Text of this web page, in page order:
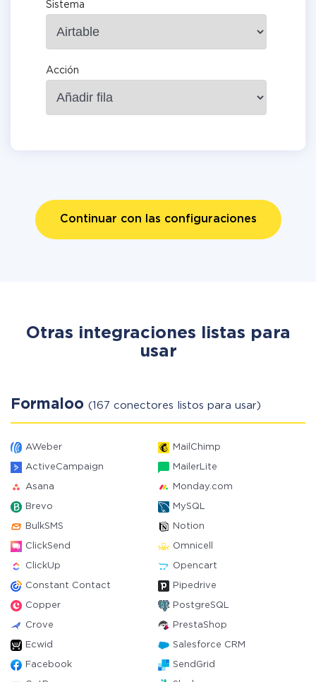
Sistema
Acción
Continuar con las configuraciones
Otras integraciones listas para
usar
Formaloo (167 conectores listos para usar)
AWeber MailChimp
ActiveCampaign MailerLite
Asana Monday.com
Brevo MySQL
BulkSMS Notion
ClickSend Omnicell
ClickUp Opencart
Constant Contact Pipedrive
Copper PostgreSQL
Crove PrestaShop
Ecwid Salesforce CRM
Facebook SendGrid